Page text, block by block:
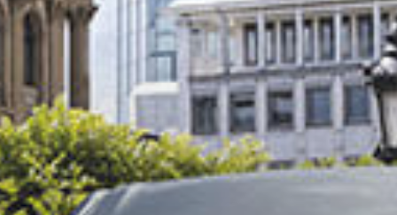
Personal
Om oss
Integritetspolicy